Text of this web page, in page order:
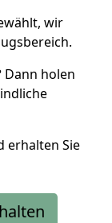
wir
Dann holen
erhalten Sie